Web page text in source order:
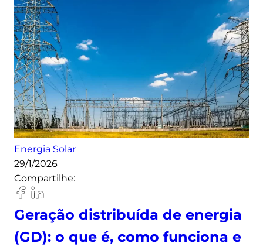
Energia Solar
29/1/2026
Compartilhe:
Geração distribuída de energia
(GD): o que é, como funciona e